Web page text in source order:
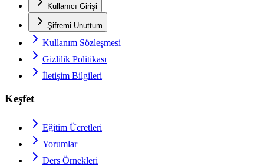
Kullanıcı Girişi
Şifremi Unuttum
Kullanım Sözleşmesi
Gizlilik Politikası
İletişim Bilgileri
Keşfet
Eğitim Ücretleri
Yorumlar
Ders Örnekleri